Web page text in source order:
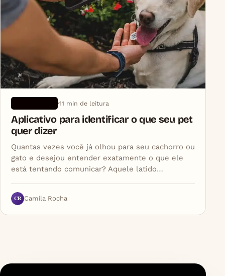
11 min de leitura
Aplicativo para identificar o que seu pet
quer dizer
Quantas vezes você já olhou para seu cachorro ou
gato e desejou entender exatamente o que ele
está tentando comunicar? Aquele latido…
CR Camila Rocha